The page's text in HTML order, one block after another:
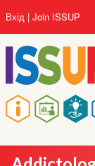
до
основного
вмісту
Main
User
account
menu
Вхід Join ISSUP